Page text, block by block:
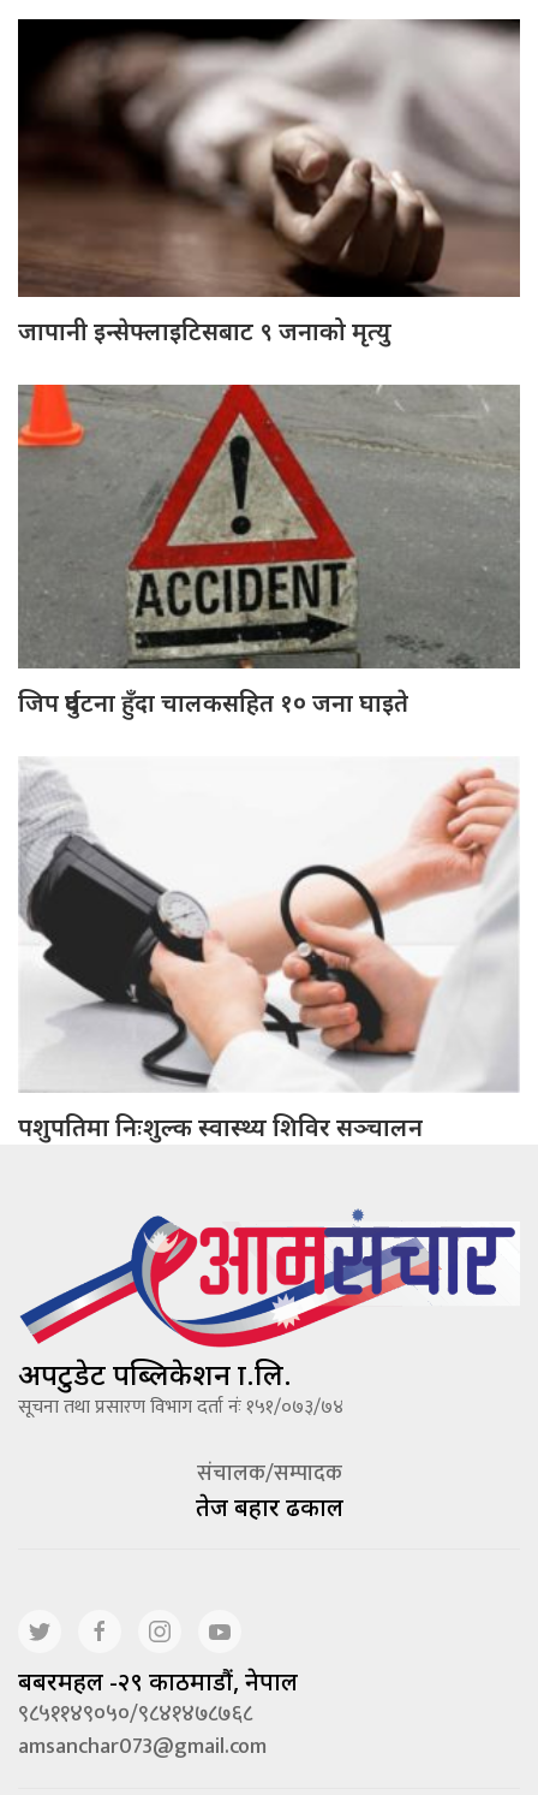
जापानी इन्सेफ्लाइटिसबाट ९ जनाको मृत्यु
जिप दुर्घटना हुँदा चालकसहित १० जना घाइते
पशुपतिमा निःशुल्क स्वास्थ्य शिविर सञ्चालन
अपटुडेट पब्लिकेशन प्रा.लि.
सूचना तथा प्रसारण विभाग दर्ता नंः १५१/०७३/७४
संचालक/सम्पादक
तेज बहादूर ढकाल
बबरमहल -२९ काठमाडौं, नेपाल
९८५११४९०५०/९८४१४७८७६८
amsanchar073@gmail.com